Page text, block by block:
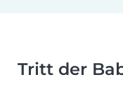
Tritt der